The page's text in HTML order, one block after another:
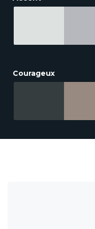
Courageux